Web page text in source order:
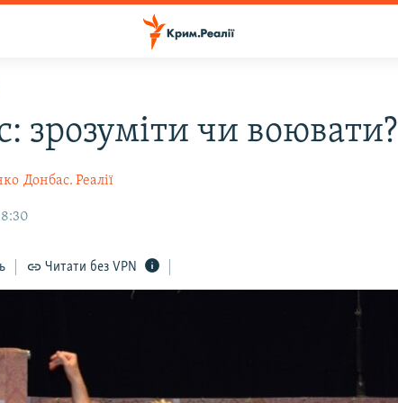
зрозуміти чи воювати?
Донбас. Реалії
Читати без VPN